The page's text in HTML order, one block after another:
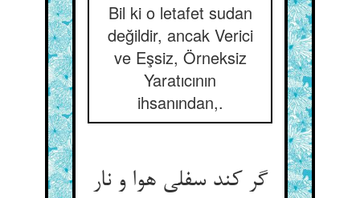
Bil ki o letafet sudan
değildir, ancak Verici
ve Eşsiz, Örneksiz
Yaratıcının
ihsanından,.
گر کند سفلی هوا و نار